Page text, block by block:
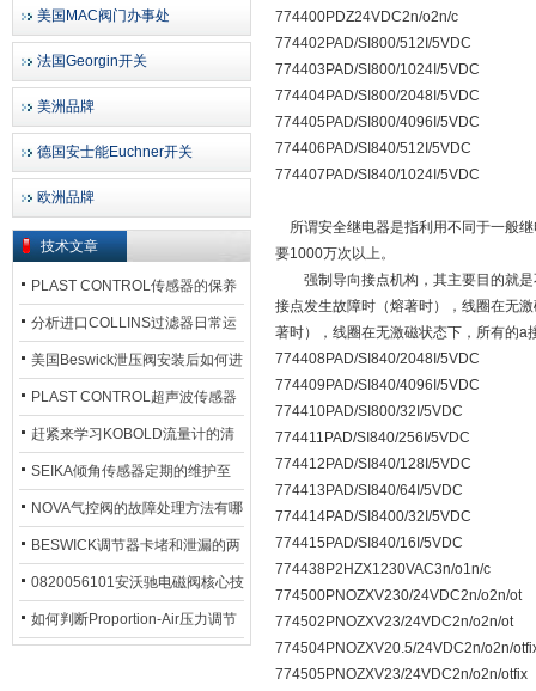
美国MAC阀门办事处
法国Georgin开关
美洲品牌
德国安士能Euchner开关
欧洲品牌
技术文章
PLAST CONTROL传感器的保养
方法
分析进口COLLINS过滤器日常运
行排污步骤
美国Beswick泄压阀安装后如何进
行调试?
PLAST CONTROL超声波传感器
工作原理了解吗？
赶紧来学习KOBOLD流量计的清
洗流程吧
SEIKA倾角传感器定期的维护至
关重要
NOVA气控阀的故障处理方法有哪
些？
BESWICK调节器卡堵和泄漏的两
大问题解决措施
0820056101安沃驰电磁阀核心技
术参数
如何判断Proportion-Air压力调节
774400PDZ24VDC2n/o2n/c
774402PAD/SI800/512I/5VDC
774403PAD/SI800/1024I/5VDC
774404PAD/SI800/2048I/5VDC
774405PAD/SI800/4096I/5VDC
774406PAD/SI840/512I/5VDC
774407PAD/SI840/1024I/5VDC
所谓安全继电器是指利用不同于一般
要1000万次以上。
强制导向接点机构，其主要目的就是
接点发生故障时（熔著时），线圈在无
著时），线圈在无激磁状态下，所有的
774408PAD/SI840/2048I/5VDC
774409PAD/SI840/4096I/5VDC
774410PAD/SI800/32I/5VDC
774411PAD/SI840/256I/5VDC
774412PAD/SI840/128I/5VDC
774413PAD/SI840/64I/5VDC
774414PAD/SI8400/32I/5VDC
774415PAD/SI840/16I/5VDC
774438P2HZX1230VAC3n/o1n/c
774500PNOZXV230/24VDC2n/o2n/ot
774502PNOZXV23/24VDC2n/o2n/ot
774504PNOZXV20.5/24VDC2n/o2n/
774505PNOZXV23/24VDC2n/o2n/otfix